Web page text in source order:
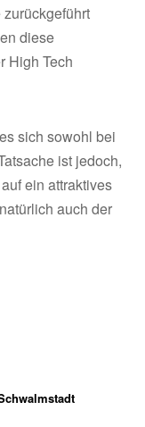
diese
High Tech
sich sowohl bei
ist jedoch,
ein attraktives
auch der